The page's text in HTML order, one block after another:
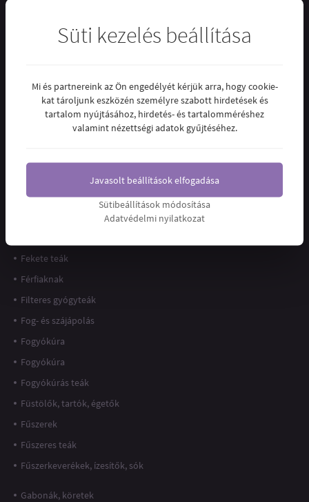
Dezodorok
Egyéb
Emésztőrendszer
Energizálók, NO fokozók
Fasírtporok, húspótlók
Fekete teák
Férfiaknak
Filteres gyógyteák
Fog- és szájápolás
Fogyókúra
Fogyókúra
Fogyókúrás teák
Füstölők, tartók, égetők
Fűszerek
Fűszeres teák
Fűszerkeverékek, ízesítők, sók
Gabonák, köretek
Süti kezelés beállítása
Mi és partnereink az Ön engedélyét kérjük arra, hogy cookie-
kat tároljunk eszközén személyre szabott hirdetések és
tartalom nyújtásához, hirdetés- és tartalomméréshez
valamint nézettségi adatok gyűjtéséhez.
Javasolt beállítások elfogadása
Sütibeállítások módosítása
Adatvédelmi nyilatkozat